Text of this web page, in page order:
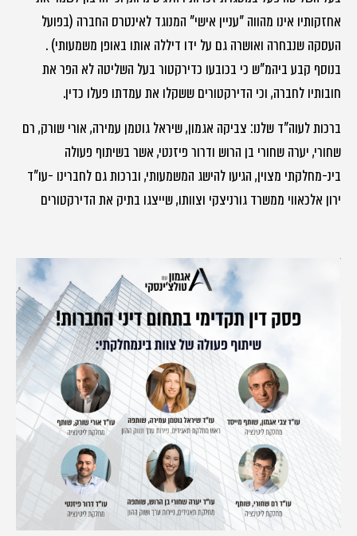
אחזקותיו אינו מהווה "עניין אישי" המנוגד לאינטרס החברה (בפועל
העסקה שנבחרה ואושרה גם על ידו דיללה אותו באופן משמעותי) .
בנוסף קבע ביהמ"ש כי בכובעו כדירקטור בעל השליטה לא הפר את
חובותיו לחברה, וכי הדירקטורים ששקלו את עמדתו פעלו כדין.
ברכות לעוה"ד שלנו: צביקה אגמון, שיראל גוטמן עמירה, אורי שורק, רם
שחורי, יערה שחורי בן הרוש ודרור פיזנטי, אשר בשיתוף פעולה
בינ-מחלקתי מצוין, הגיעו להישג המשמעותי, וברכות גם לחברינו -עו"ד
ירון אלכאווי ממשרד גורניצקי וצוותו, שייצגו בתיק את הדירקטורים